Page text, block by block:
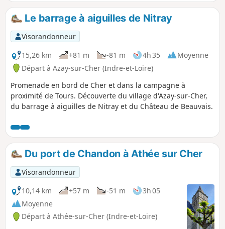
Le barrage à aiguilles de Nitray
Visorandonneur
15,26 km
+81 m -81 m 4h 35
Moyenne
Départ à Azay-sur-Cher (Indre-et-Loire)
Promenade en bord de Cher et dans la campagne à
proximité de Tours. Découverte du village d'Azay-sur-Cher,
du barrage à aiguilles de Nitray et du Château de Beauvais.
Du port de Chandon à Athée sur Cher
Visorandonneur
10,14 km
+57 m -51 m
3h 05
Moyenne
Départ à Athée-sur-Cher (Indre-et-Loire)